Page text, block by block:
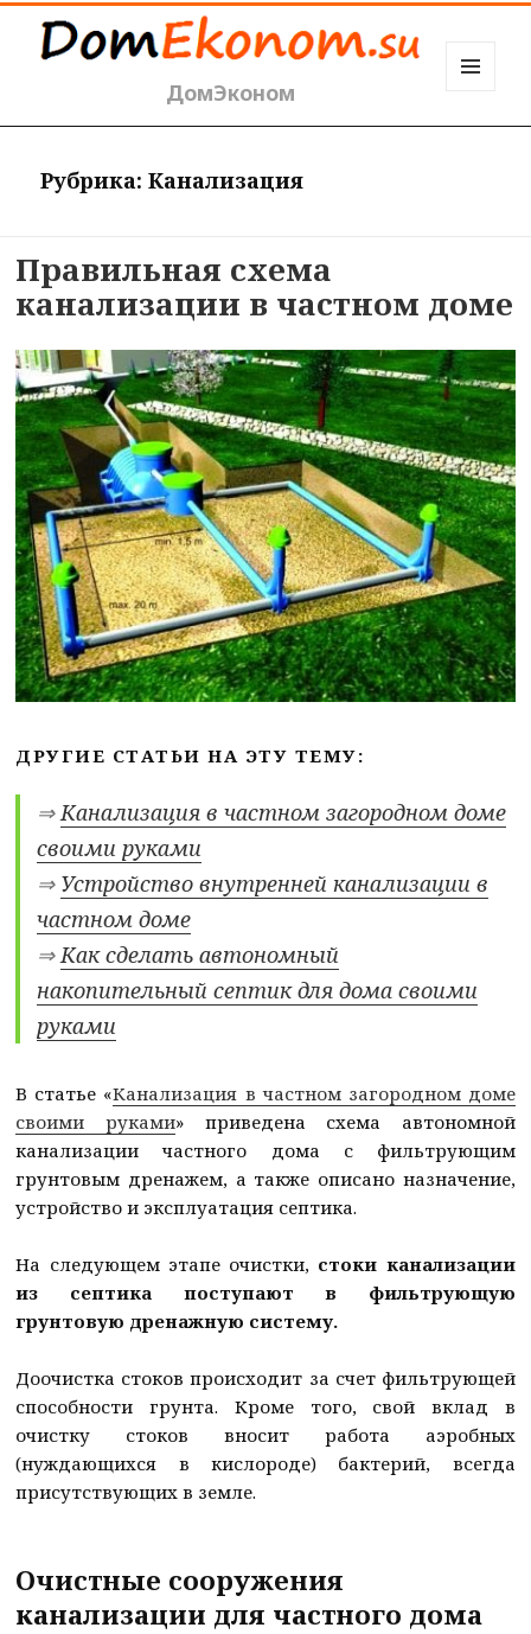
ДомЭконом
Рубрика:Канализация
Правильная схема
канализации в частном доме
ДРУГИЕ СТАТЬИ НА ЭТУ ТЕМУ:
⇒Канализация в частном загородном доме
своими руками
⇒ Устройство внутренней канализации в
частном доме
⇒Как сделать автономный
накопительный септик для дома своими
руками
В статье «Канализация в частном загородном доме
своими руками» приведена схема автономной
канализации частного дома с фильтрующим
грунтовым дренажем, а также описано назначение,
устройство и эксплуатация септика.
На следующем этапе очистки, стоки канализации
из септика поступают в фильтрующую
грунтовую дренажную систему.
Доочистка стоков происходит за счет фильтрующей
способности грунта. Кроме того, свой вклад в
очистку стоков вносит работа аэробных
(нуждающихся в кислороде) бактерий, всегда
присутствующих в земле.
Очистные сооружения
канализации для частного дома